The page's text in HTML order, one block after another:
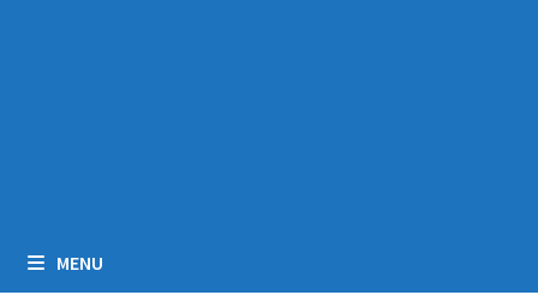
MENU